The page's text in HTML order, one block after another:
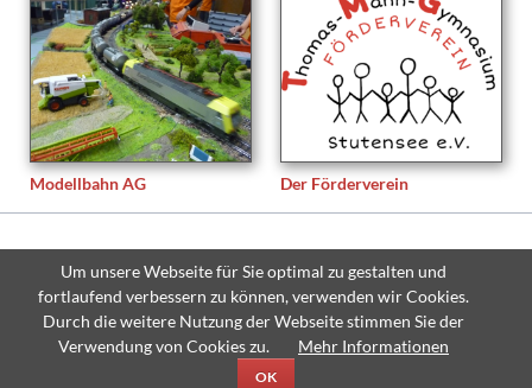
Modellbahn AG Der Förderverein
reserved.
Navigation
überspringen
Sitemap Impressum Datenschutzerklärung
Um unsere Webseite für Sie optimal zu gestalten und
fortlaufend verbessern zu können, verwenden wir Cookies.
Durch die weitere Nutzung der Webseite stimmen Sie der
Verwendung von Cookies zu.
Mehr Informationen
OK